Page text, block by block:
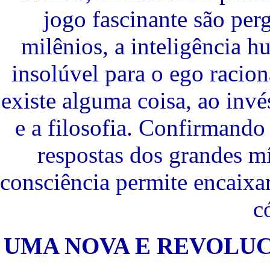
jogo fascinante são
milênios, a inteligência
insolúvel para o ego
existe alguma coisa, ao
e a filosofia. Confirmando
respostas dos grandes
consciência permite
UMA NOVA E